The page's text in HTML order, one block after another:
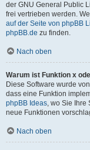
der GNU General Public
frei vertrieben werden.
auf der Seite von phpBB
phpBB.de zu finden.
Nach oben
Warum ist Funktion x
Diese Software wurde
dass eine Funktion
phpBB Ideas, wo Sie Ihre
neue Funktionen
Nach oben